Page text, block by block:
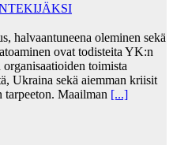
halvaantuneena oleminen sekä
ovat todisteita YK:n
toimista
Ukraina sekä aiemman kriisit
Maailman [...]